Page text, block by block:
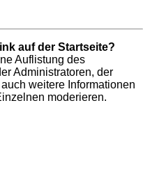
auf der Startseite?
Auflistung des
Administratoren, der
weitere Informationen
moderieren.